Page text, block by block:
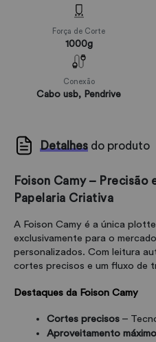
Força de Corte
1000g
Conexão
Cabo usb, Pendrive
Detalhes do produto
Foison Camy – Precisão
Papelaria Criativa
A Foison Camy é a única
exclusivamente para o
personalizados. Com leitura
cortes precisos e um fluxo de
Destaques da Foison Camy
Cortes precisos –
Aproveitamento